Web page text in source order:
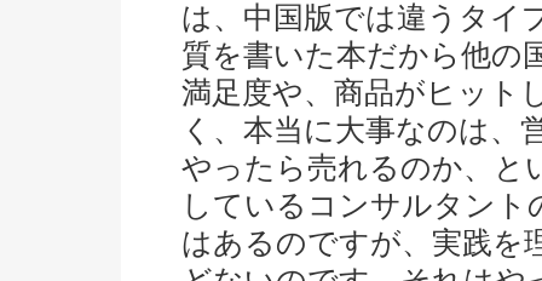
は、中国版では違うタイ
質を書いた本だから他の
満足度や、商品がヒット
く、本当に大事なのは、
やったら売れるのか、と
しているコンサルタン
はあるのですが、実践を